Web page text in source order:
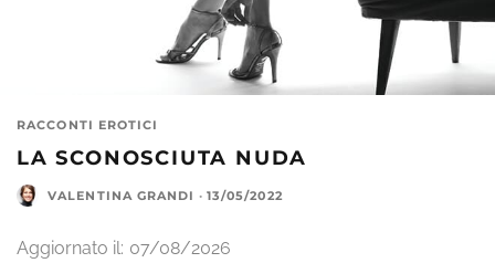
RACCONTI EROTICI
LA SCONOSCIUTA NUDA
VALENTINA GRANDI · 13/05/2022
Aggiornato il: 07/08/2026